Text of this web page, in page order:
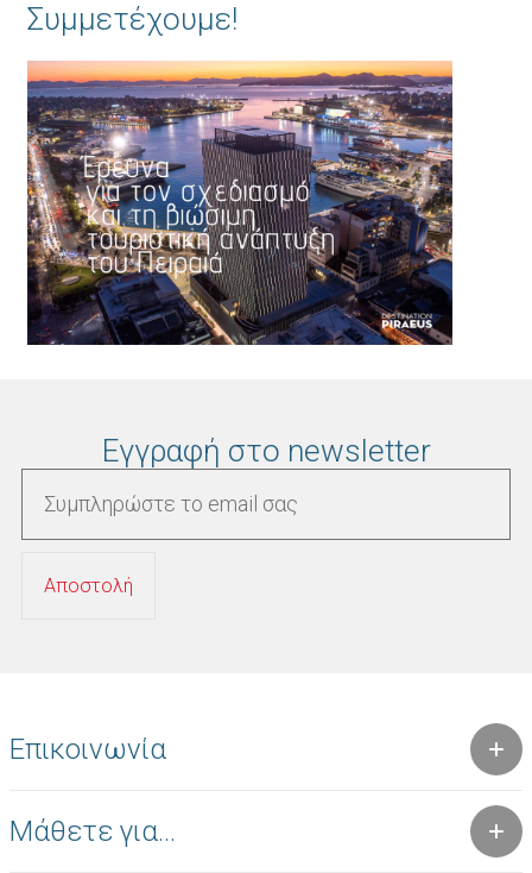
Συμμετέχουμε!
Εγγραφή στο newsletter
Επικοινωνία
Μάθετε για...